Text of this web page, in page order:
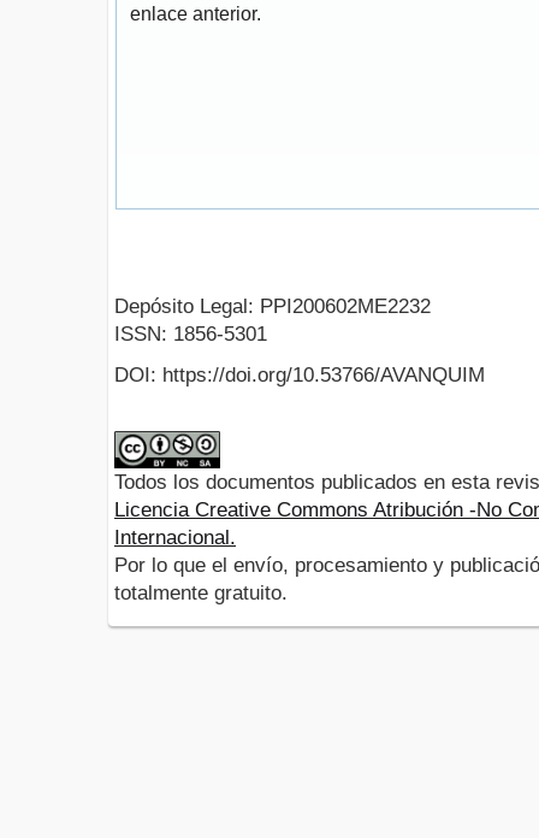
enlace anterior.
Depósito Legal: PPI200602ME2232
ISSN: 1856-5301
DOI: https://doi.org/10.53766/AVANQUIM
Todos los documentos publicados en esta
Licencia Creative Commons Atribución -No
Internacional.
Por lo que el envío, procesamiento y
totalmente gratuito.